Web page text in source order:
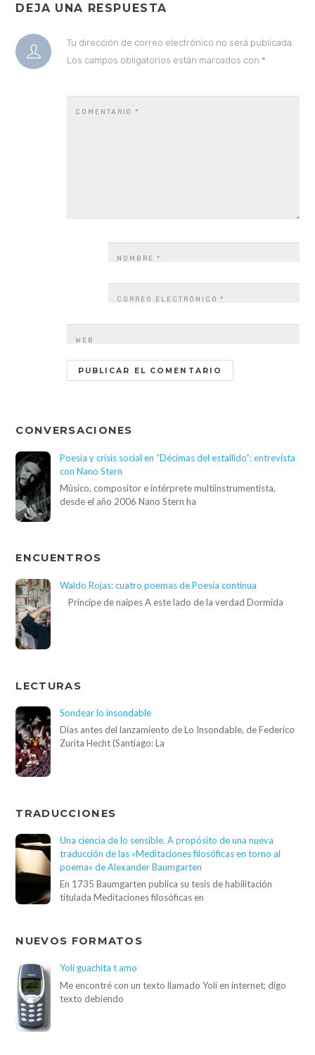
DEJA UNA RESPUESTA
Tu dirección de correo electrónico no será publicada.
Los campos obligatorios están marcados con *
COMENTARIO*
NOMBRE*
CORREO ELECTRÓNICO*
WEB
CONVERSACIONES
Poesía y crisis social en “Décimas del estallido”: entrevista
con Nano Stern
Músico, compositor e intérprete multiinstrumentista,
desde el año 2006 Nano Stern ha
ENCUENTROS
Waldo Rojas: cuatro poemas de Poesía continua
Príncipe de naipes A este lado de la verdad Dormida
LECTURAS
Sondear lo insondable
Días antes del lanzamiento de Lo Insondable, de Federico
Zurita Hecht (Santiago: La
TRADUCCIONES
Una ciencia de lo sensible. A propósito de una nueva
traducción de las «Meditaciones filosóficas en torno al
poema» de Alexander Baumgarten
En 1735 Baumgarten publica su tesis de habilitación
titulada Meditaciones filosóficas en
NUEVOS FORMATOS
Yoli guachita t amo
Me encontré con un texto llamado Yoli en internet; digo
texto debiendo